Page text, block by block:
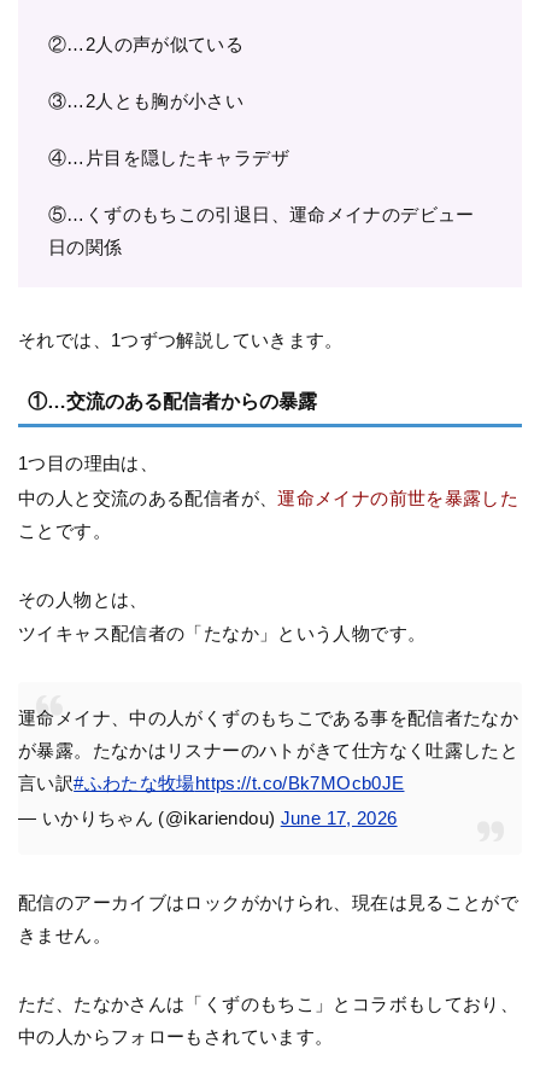
②…2人の声が似ている
③…2人とも胸が小さい
④…片目を隠したキャラデザ
⑤…くずのもちこの引退日、運命メイナのデビュー
日の関係
それでは、1つずつ解説していきます。
①…交流のある配信者からの暴露
1つ目の理由は、
中の人と交流のある配信者が、運命メイナの前世を暴露した
ことです。
その人物とは、
ツイキャス配信者の「たなか」という人物です。
運命メイナ、中の人がくずのもちこである事を配信者たなか
が暴露。たなかはリスナーのハトがきて仕方なく吐露したと
言い訳#ふわたな牧場https://t.co/Bk7MOcb0JE
— いかりちゃん (@ikariendou) June 17, 2026
配信のアーカイブはロックがかけられ、現在は見ることがで
きません。
ただ、たなかさんは「くずのもちこ」とコラボもしており、
中の人からフォローもされています。